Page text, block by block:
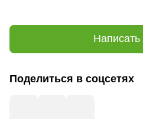
Написать
Поделиться в соцсетях